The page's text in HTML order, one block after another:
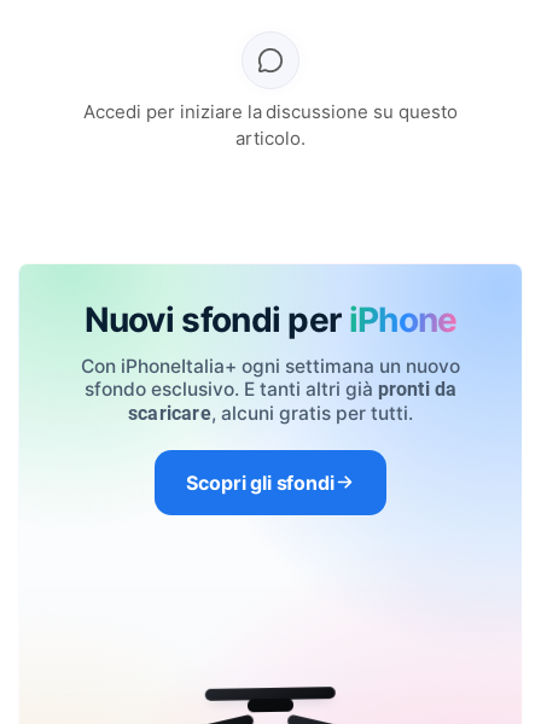
Accedi per iniziare la discussione su questo
articolo.
Nuovi sfondi per iPhone
Con iPhoneItalia+ ogni settimana un nuovo
sfondo esclusivo. E tanti altri già pronti da
scaricare, alcuni gratis per tutti.
Scopri gli sfondi